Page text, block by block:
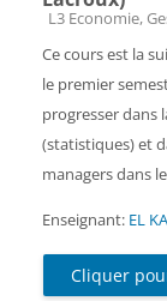
Catégorie de
L3 Economie,
Ce cours est la
le premier
progresser dans
(statistiques) et
managers dans
Enseignant: EL
Cliquer